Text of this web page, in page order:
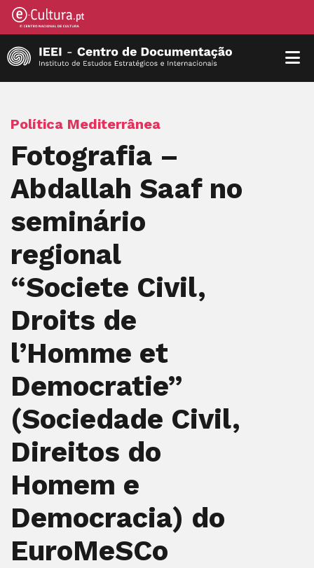
Política Mediterrânea
Fotografia –
Abdallah Saaf no
seminário
regional
“Societe Civil,
Droits de
l’Homme et
Democratie”
(Sociedade Civil,
Direitos do
Homem e
Democracia) do
EuroMeSCo